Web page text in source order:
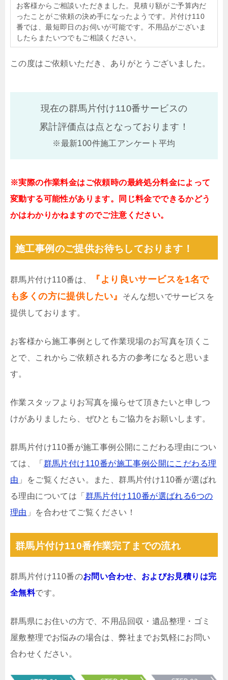
お客様からご相談いただきました。見積り額がご予算内だ
ったことがご依頼の決め手になったようです。片付け110
番では、最短即日のお伺いが可能です。不用品がございま
したらまたいつでもご相談ください。
この度はご依頼いただき、ありがとうございました。
現在の群馬片付け110番サービスの
累計評価点は点となっております！
※最新100件施工アンケート平均
※実際の作業料金はご依頼時の最終処分料金によって
変動する可能性があります。同じ料金でできるかどう
かはわかりかねますのでご注意ください。
施工事例のご提供お待ちしております！
群馬片付け110番は、
『より良いサービスを1名で
も多くの方に提供したい』
そんな想いでサービスを
提供しております。
お客様から施工事例として作業現場のお写真を頂くこ
とで、これからご依頼される方の参考になると思いま
す。
作業スタッフよりお写真を撮らせて頂きたいと申しつ
けがありましたら、ぜひともご協力をお願いします。
群馬片付け110番が施工事例公開にこだわる理由につい
ては、「 群馬片付け110番が施工事例公開にこだわる理
由 」をご覧ください。また、群馬片付け110番が選ばれ
る理由については「 群馬片付け110番が選ばれる6つの
理由 」を合わせてご覧ください！
群馬片付け110番作業完了までの流れ
群馬片付け110番のお問い合わせ、およびお見積りは完
全無料です。
群馬県にお住いの方で、不用品回収・遺品整理・ゴミ
屋敷整理でお悩みの場合は、弊社までお気軽にお問い
合わせください。